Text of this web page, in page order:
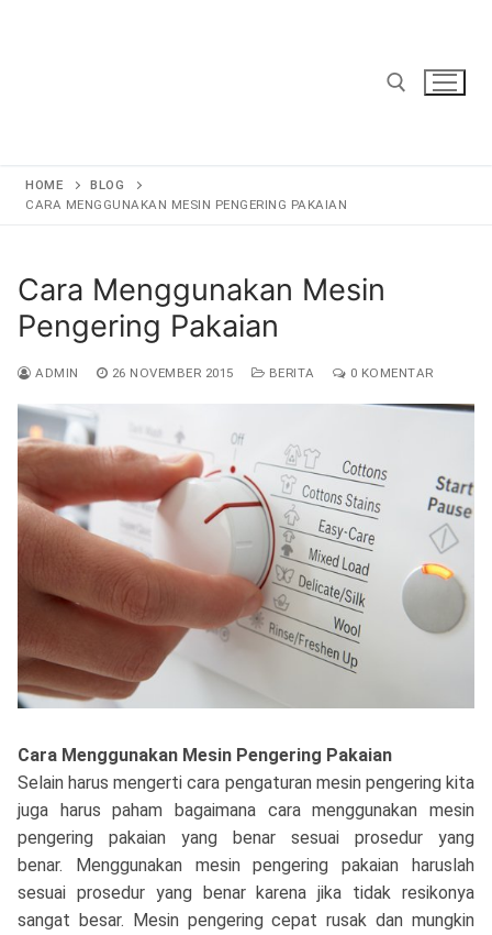
HOME
BLOG
CARA MENGGUNAKAN MESIN PENGERING PAKAIAN
Cara Menggunakan Mesin
Pengering Pakaian
ADMIN 26 NOVEMBER 2015 BERITA 0 KOMENTAR
Cara Menggunakan Mesin Pengering Pakaian
Selain harus mengerti cara pengaturan mesin pengering kita
juga harus paham bagaimana cara menggunakan mesin
pengering pakaian yang benar sesuai prosedur yang
benar. Menggunakan mesin pengering pakaian haruslah
sesuai prosedur yang benar karena jika tidak resikonya
sangat besar. Mesin pengering cepat rusak dan mungkin